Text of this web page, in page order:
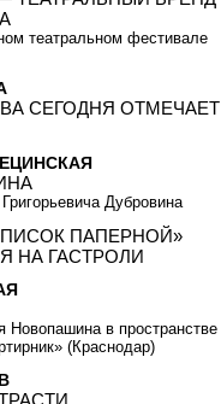
театральном фестивале
СЕГОДНЯ ОТМЕЧАЕТ
Дубровина
ПАПЕРНОЙ»
НА ГАСТРОЛИ
Новопашина в пространстве
(Краснодар)